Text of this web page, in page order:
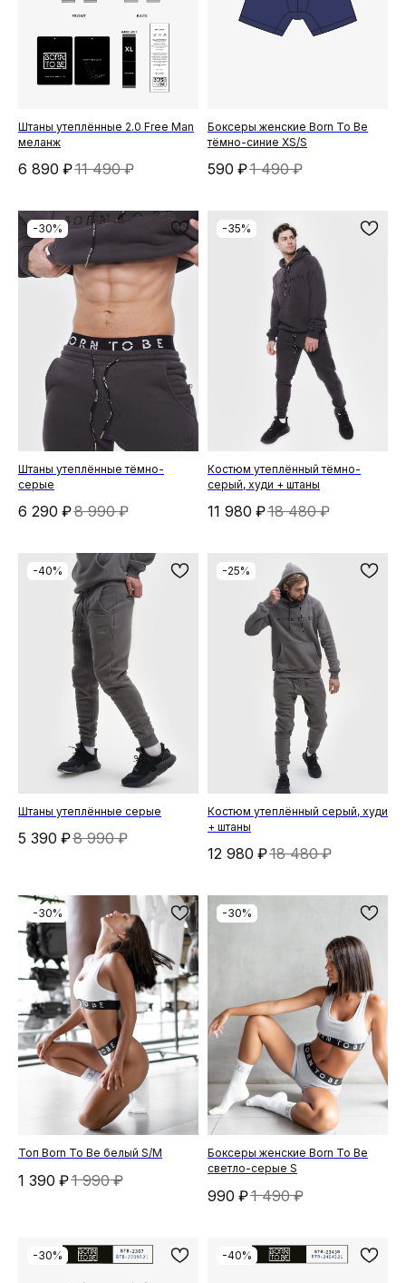
Штаны утеплённые 2.0 Free Man
меланж
6 890 ₽11 490 ₽
Боксеры женские Born To Be
тёмно-синие XS/S
590 ₽1 490 ₽
-30%
Штаны утеплённые тёмно-
серые
6 290 ₽8 990 ₽
-35%
Костюм утеплённый тёмно-
серый, худи + штаны
11 980 ₽18 480 ₽
-40%
Штаны утеплённые серые
5 390 ₽8 990 ₽
-25%
Костюм утеплённый серый, худи
+ штаны
12 980 ₽18 480 ₽
-30%
Топ Born To Be белый S/M
1 390 ₽1 990 ₽
-30%
Боксеры женские Born To Be
светло-серые S
990 ₽1 490 ₽
-30% -40%